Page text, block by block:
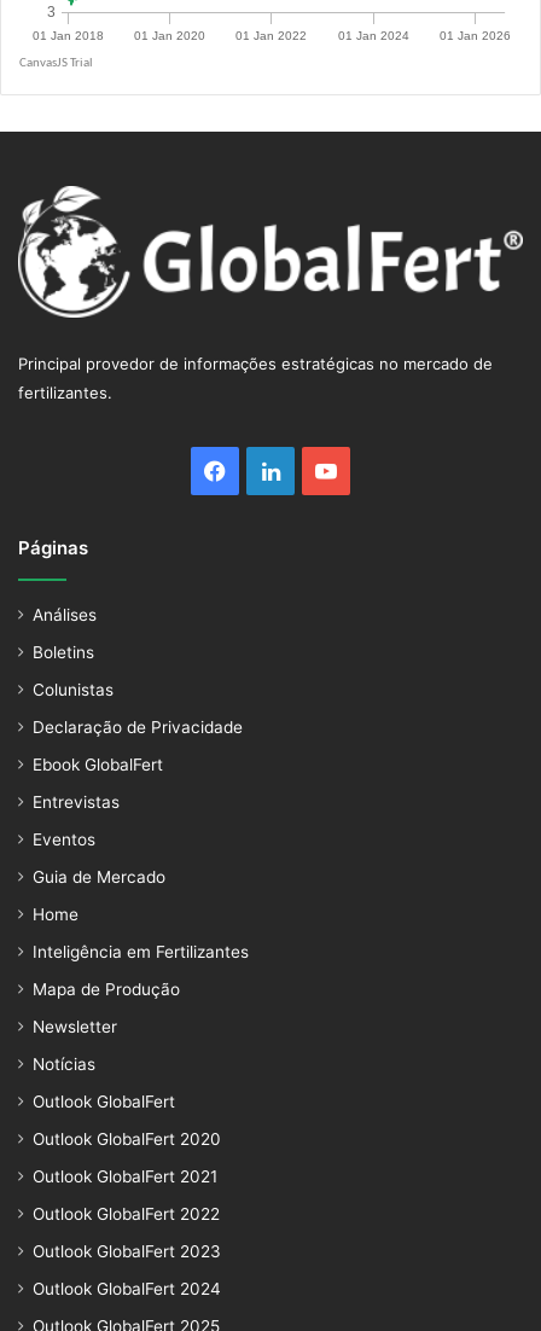
Principal provedor de informações estratégicas no mercado de
fertilizantes.
Facebook
LinkedinYouTube
Páginas
Análises
Boletins
Colunistas
Declaração de Privacidade
Ebook GlobalFert
Entrevistas
Eventos
Guia de Mercado
Home
Inteligência em Fertilizantes
Mapa de Produção
Newsletter
Notícias
Outlook GlobalFert
Outlook GlobalFert 2020
Outlook GlobalFert 2021
Outlook GlobalFert 2022
Outlook GlobalFert 2023
Outlook GlobalFert 2024
Outlook GlobalFert 2025